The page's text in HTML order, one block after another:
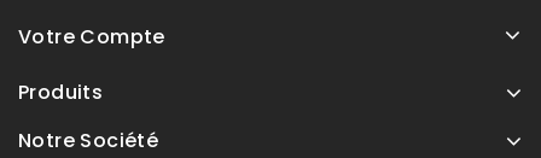
Votre Compte
Produits
Notre Société